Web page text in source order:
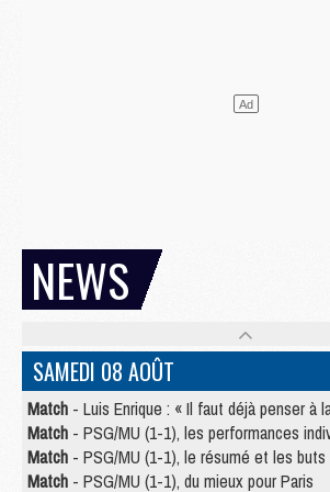
NEWS
SAMEDI 08 AOÛT
Match - Luis Enrique : « Il faut déjà penser à
Match - PSG/MU (1-1), les performances
Match - PSG/MU (1-1), le résumé et les
Match - PSG/MU (1-1), du mieux pour Paris